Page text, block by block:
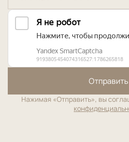
Отправить
Нажимая «Отправить», вы